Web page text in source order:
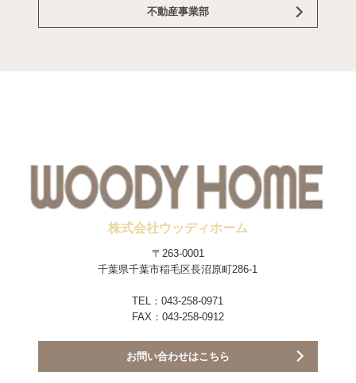
不動産事業部
株式会社ウッディホーム
〒263-0001
千葉県千葉市稲毛区長沼原町286-1
TEL：043-258-0971
FAX：043-258-0912
お問い合わせはこちら